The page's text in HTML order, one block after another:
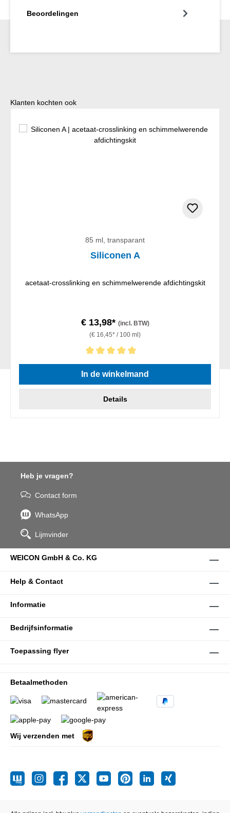
Beoordelingen
Productgalerij overslaan
Klanten kochten ook
85 ml, transparant
Siliconen A
acetaat-crosslinking en schimmelwerende afdichtingskit
€ 13,98* (incl. BTW)
(€ 16,45* / 100 ml)
Gemiddelde waardering van 5 van 5 sterren
In de winkelmand
Details
Heb je vragen?
Contact form
WhatsApp
Lijmvinder
WEICON GmbH & Co. KG
Help & Contact
Informatie
Bedrijfsinformatie
Toepassing flyer
Betaalmethoden
Wij verzenden met